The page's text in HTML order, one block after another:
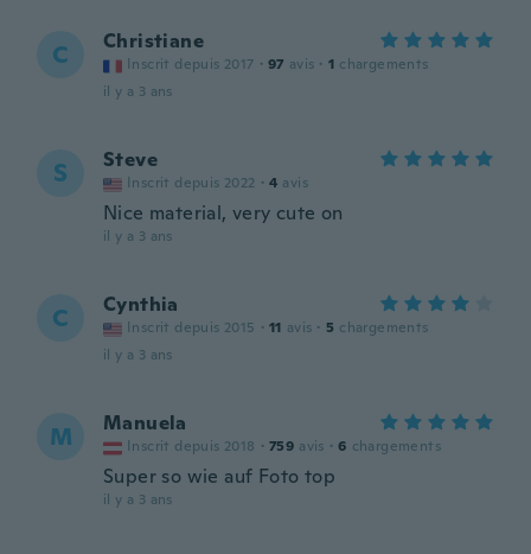
C Christiane
Inscrit depuis 2017 · 97 avis · 1 chargements
il y a 3 ans
S Steve
Inscrit depuis 2022 · 4 avis
Nice material, very cute on
il y a 3 ans
C Cynthia
Inscrit depuis 2015 · 11 avis · 5 chargements
il y a 3 ans
M Manuela
Inscrit depuis 2018 · 759 avis · 6 chargements
Super so wie auf Foto top
il y a 3 ans